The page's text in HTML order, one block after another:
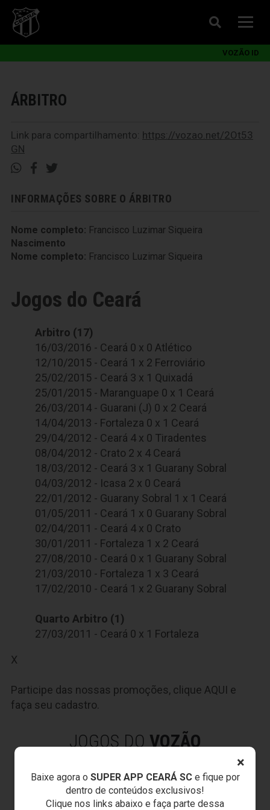
×
Baixe agora o SUPER APP CEARÁ SCe fique por
dentro de conteúdos exclusivos!
Clique nos links abaixo e faça parte dessa
VOZÃO ID
ÁRBITRO
Link para compartilhamento: https://vozao.net/2Ot53
GN
INFORMAÇÕES SOBRE O ÁRBITRO
Nome completo: Francisco Luzimar Siqueira
Nascimento
Nome completo: Francisco Luzimar Siqueira
Jogos do Ceará
Arbitro (17)
16/03/2016 - Ceará 0 x 0 Atlético
12/10/2015 - Ceará 1 x 2 Ferroviário
25/02/2015 - Ceará 3 x 1 Quixadá
25/01/2015 - Maranguape 0 x 1 Ceará
26/03/2014 - Guarani (J) 0 x 2 Ceará
14/04/2013 - Fortaleza 0 x 1 Ceará
29/04/2012 - Ceará 4 x 0 Tiradentes
08/04/2012 - Crato 2 x 4 Ceará
18/03/2012 - Ceará 3 x 1 Guarany Sobral
04/03/2012 - Icasa 2 x 0 Ceará
22/01/2012 - Guarany Sobral 1 x 1 Ceará
01/05/2011 - Ceará 1 x 0 Guarany Sobral
02/04/2011 - Ceará 4 x 0 Crato
30/01/2011 - Fortaleza 1 x 2 Ceará
27/08/2010 - Ceará 0 x 1 Guarany Sobral
21/03/2010 - Fortaleza 1 x 3 Ceará
17/02/2010 - Ceará 1 x 2 Guarany Sobral
Quarto Arbitro (1)
27/03/2011 - Ceará 0 x 1 Fortaleza
X
Participe das nossas promoções, clique AQUI e
faça seu cadastro.
JOGOS DOVOZÃO